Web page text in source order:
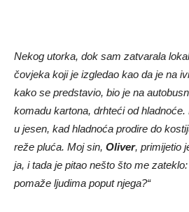
Nekog utorka, dok sam zatvarala
čovjeka koji je izgledao kao da je na
kako se predstavio, bio je na
komadu kartona, drhteći od hladnoće.
u jesen, kad hladnoća prodire do
reže pluća. Moj sin, Oliver, primijetio
ja, i tada je pitao nešto što me
pomaže ljudima poput njega?“